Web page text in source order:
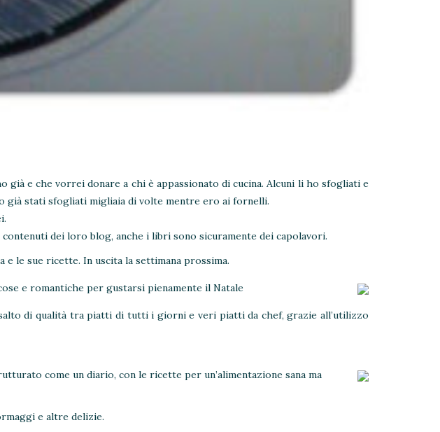
e che vorrei donare a chi è appassionato di cucina. Alcuni li ho sfogliati e
già stati sfogliati migliaia di volte mentre ero ai fornelli.
dei loro blog, anche i libri sono sicuramente dei capolavori.
e le sue ricette. In uscita la settimana prossima.
e romantiche per gustarsi pienamente il Natale
di qualità tra piatti di tutti i giorni e veri piatti da chef, grazie all’utilizzo
come un diario, con le ricette per un’alimentazione sana ma
e altre delizie.